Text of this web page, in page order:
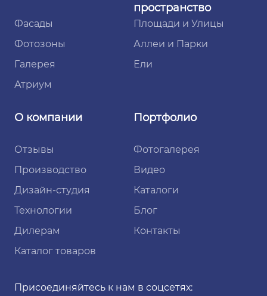
Фасады
Фотозоны
Галерея
Атриум
пространство
Площади и Улицы
Аллеи и Парки
Ели
О компании
Отзывы
Производство
Дизайн-студия
Технологии
Дилерам
Каталог товаров
Портфолио
Фотогалерея
Видео
Каталоги
Блог
Контакты
Присоединяйтесь к нам в соцсетях: